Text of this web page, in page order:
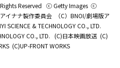
Reserved ⓒ Getty Images ⓒ
イナナ製作委員会
（C）BNOI/劇場版ア
SCIENCE & TECHNOLOGY CO., LTD.
CO., LTD. (C)日本映画放送 (C)
(C)UP-FRONT WORKS